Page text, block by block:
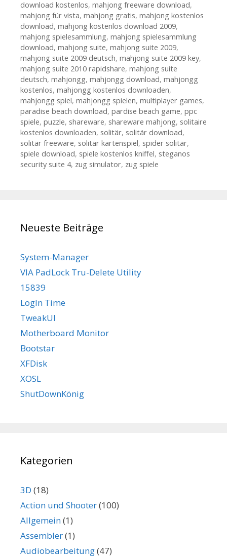
download kostenlos, mahjong freeware download,
mahjong für vista, mahjong gratis, mahjong kostenlos
download, mahjong kostenlos download 2009,
mahjong spielesammlung, mahjong spielesammlung
download, mahjong suite, mahjong suite 2009,
mahjong suite 2009 deutsch, mahjong suite 2009 key,
mahjong suite 2010 rapidshare, mahjong suite
deutsch, mahjongg, mahjongg download, mahjongg
kostenlos, mahjongg kostenlos downloaden,
mahjongg spiel, mahjongg spielen, multiplayer games,
paradise beach download, pardise beach game, ppc
spiele, puzzle, shareware, shareware mahjong, solitaire
kostenlos downloaden, solitär, solitär download,
solitär freeware, solitär kartenspiel, spider solitär,
spiele download, spiele kostenlos kniffel, steganos
security suite 4, zug simulator, zug spiele
Neueste Beiträge
System-Manager
VIA PadLock Tru-Delete Utility
15839
LogIn Time
TweakUI
Motherboard Monitor
Bootstar
XFDisk
XOSL
ShutDownKönig
Kategorien
3D (18)
Action und Shooter(100)
Allgemein(1)
Assembler(1)
Audiobearbeitung(47)